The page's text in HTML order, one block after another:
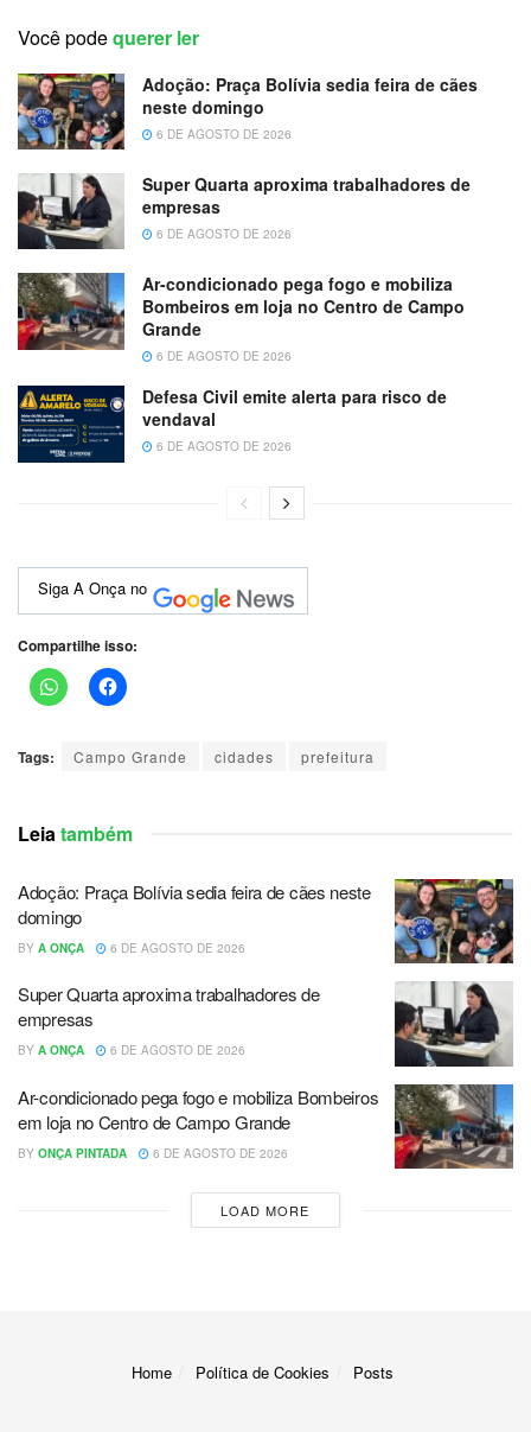
Você podequerer ler
Adoção: Praça Bolívia sedia feira de cães
neste domingo
6 DE AGOSTO DE 2026
Super Quarta aproxima trabalhadores de
empresas
6 DE AGOSTO DE 2026
Ar-condicionado pega fogo e mobiliza
Bombeiros em loja no Centro de Campo
Grande
6 DE AGOSTO DE 2026
Defesa Civil emite alerta para risco de
vendaval
6 DE AGOSTO DE 2026
Siga A Onça no
Compartilhe isso:
Tags: Campo Grande cidades prefeitura
Leia também
Adoção: Praça Bolívia sedia feira de cães neste
domingo
BY A ONÇA 6 DE AGOSTO DE 2026
Super Quarta aproxima trabalhadores de
empresas
BY A ONÇA 6 DE AGOSTO DE 2026
Ar-condicionado pega fogo e mobiliza Bombeiros
em loja no Centro de Campo Grande
BY ONÇA PINTADA 6 DE AGOSTO DE 2026
LOAD MORE
Home Política de Cookies Posts